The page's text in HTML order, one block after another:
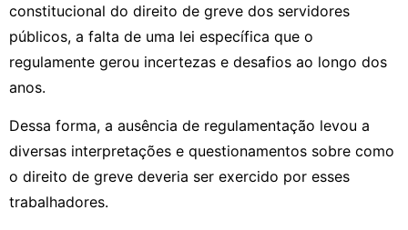
constitucional do direito de greve dos servidores
públicos, a falta de uma lei específica que o
regulamente gerou incertezas e desafios ao longo dos
anos.
Dessa forma, a ausência de regulamentação levou a
diversas interpretações e questionamentos sobre como
o direito de greve deveria ser exercido por esses
trabalhadores.